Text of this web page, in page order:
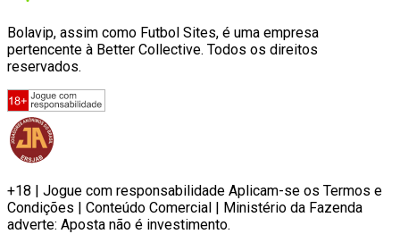
Bolavip, assim como Futbol Sites, é uma empresa
pertencente à Better Collective. Todos os direitos
reservados.
+18 | Jogue com responsabilidade Aplicam-se os Termos e
Condições | Conteúdo Comercial | Ministério da Fazenda
adverte: Aposta não é investimento.